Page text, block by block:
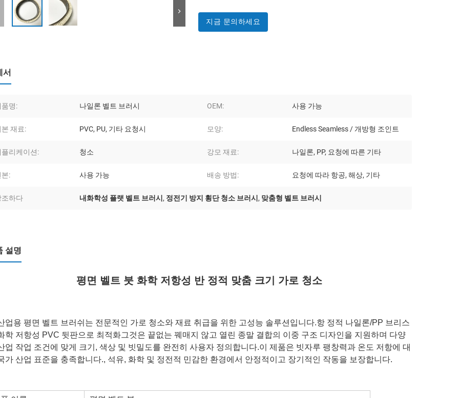
지금 문의하세요
서
품명: 나일론 벨트 브러시 OEM: 사용 가능
본 재료: PVC, PU, ​​기타 요청시 모양: Endless Seamless / 개방형 조인트
플리케이션: 청소 강모 재료: 나일론, PP, 요청에 따른 기타
본: 사용 가능 배송 방법: 요청에 따라 항공, 해상, 기타
조하다 내화학성 플랫 벨트 브러시 , 정전기 방지 횡단 청소 브러시 , 맞춤형 벨트 브러시
설명
평면 벨트 붓 화학 저항성 반 정적 맞춤 크기 가로 청소
업용 평면 벨트 브러쉬는 전문적인 가로 청소와 재료 취급을 위한 고성능 솔루션입니다.항 정적 나일론/PP 브리스
학 저항성 PVC 뒷판으로 최적화그것은 끝없는 꿰매지 않고 열린 종말 결합의 이중 구조 디자인을 지원하며 다양
업 작업 조건에 맞게 크기, 색상 및 빗밀도를 완전히 사용자 정의합니다.이 제품은 빗자루 팽창력과 온도 저항에 대
가 산업 표준을 충족합니다., 석유, 화학 및 정전적 민감한 환경에서 안정적이고 장기적인 작동을 보장합니다.